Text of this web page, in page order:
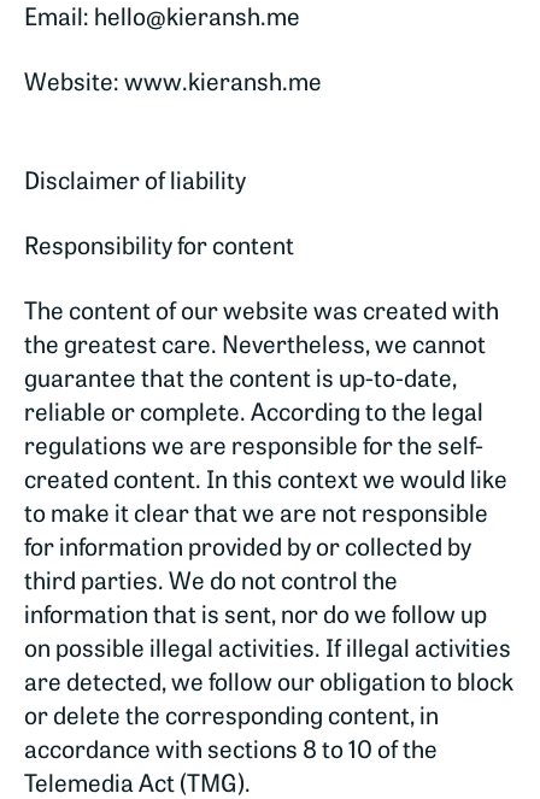
Email: hello@kieransh.me
Website: www.kieransh.me
Disclaimer of liability
Responsibility for content
The content of our website was created with
the greatest care. Nevertheless, we cannot
guarantee that the content is up-to-date,
reliable or complete. According to the legal
regulations we are responsible for the self-
created content. In this context we would like
to make it clear that we are not responsible
for information provided by or collected by
third parties. We do not control the
information that is sent, nor do we follow up
on possible illegal activities. If illegal activities
are detected, we follow our obligation to block
or delete the corresponding content, in
accordance with sections 8 to 10 of the
Telemedia Act (TMG).